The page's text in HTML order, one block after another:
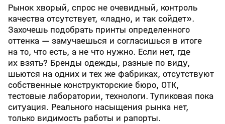
Рынок хворый, спрос не очевидный, контроль
качества отсутствует, «ладно, и так сойдет».
Захочешь подобрать принты определенного
оттенка — замучаешься и согласишься в итоге
на то, что есть, а не что нужно. Если нет, где
их взять? Бренды одежды, разные по виду,
шьются на одних и тех же фабриках, отсутствуют
собственные конструкторские бюро, ОТК,
тестовые лаборатории, технологи. Тупиковая пока
ситуация. Реального насыщения рынка нет,
только видимость работы и рапорты.